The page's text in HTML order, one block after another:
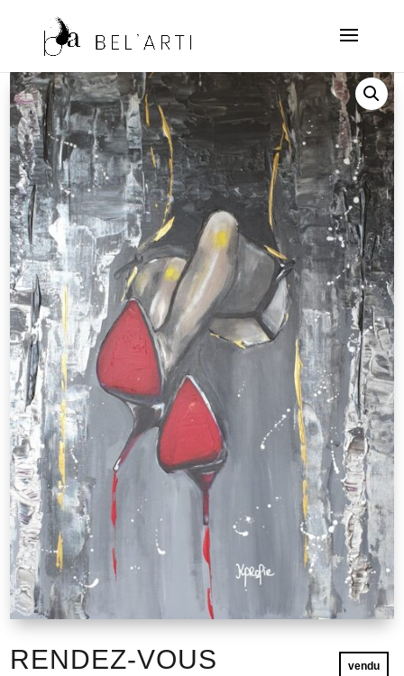
RENDEZ-VOUS vendu